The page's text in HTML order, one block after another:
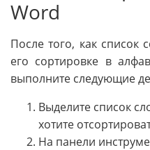
Word
После того, как список
его сортировке в
выполните следующие
Выделите список
хотите
На панели